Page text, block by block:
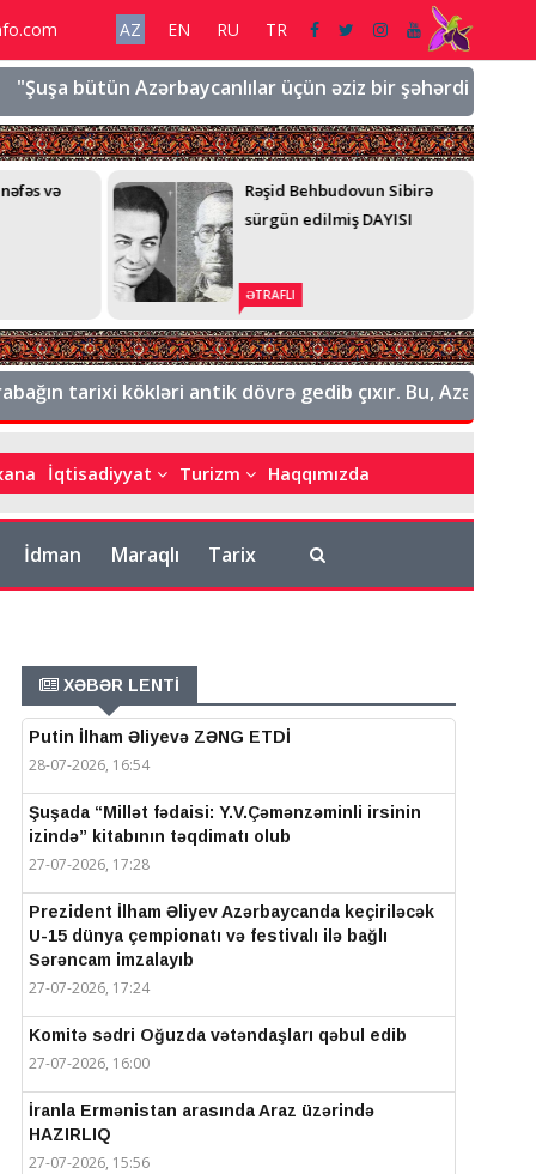
AZ EN RU TR
bütün Azərbaycanlılar üçün əziz bir şəhərdir, əziz bir
Sibirə
Şuşanın tanınmış nəsilləri:
Hacıbəylilər, Bədəlbəylilər,
ƏTRAFLI
tarixi kökləri antik dövrə gedib çıxır. Bu,
İqtisadiyyat Turizm Haqqımızda
İdman Maraqlı Tarix
XƏBƏR LENTİ
Putin İlham Əliyevə ZƏNG ETDİ
28-07-2026, 16:54
Şuşada “Millət fədaisi: Y.V.Çəmənzəminli irsinin
izində” kitabının təqdimatı olub
27-07-2026, 17:28
Prezident İlham Əliyev Azərbaycanda keçiriləcək
U-15 dünya çempionatı və festivalı ilə bağlı
Sərəncam imzalayıb
27-07-2026, 17:24
Komitə sədri Oğuzda vətəndaşları qəbul edib
27-07-2026, 16:00
İranla Ermənistan arasında Araz üzərində
HAZIRLIQ
27-07-2026, 15:56